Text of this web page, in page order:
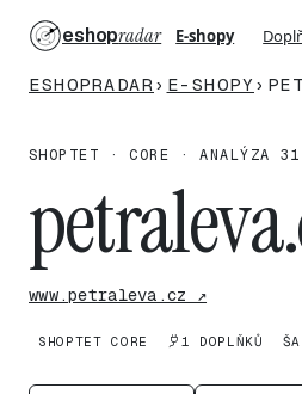
eshopradar E-shopy
ESHOPRADAR › E-SHOPY ›
SHOPTET · CORE · ANALÝZA
www.petraleva.cz ↗
SHOPTET CORE 1 DOPLŇKŮ